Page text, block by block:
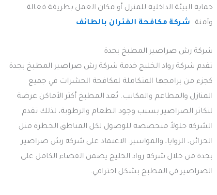
حماية البيئة الداخلية للمنزل أو مكان العمل بطريقة فعالة
وآمنة. شركة مكافحة الفئران بالطائف
شركة رش صراصير المطبخ بجدة
تقدم شركة رواد الخليج خدمة شركة رش صراصير المطبخ بجدة
كجزء من برامجها المتكاملة لمكافحة الحشرات في جميع
المنازل والمطاعم والمكاتب. يُعد المطبخ أكثر الأماكن عرضة
لتكاثر الصراصير بسبب وجود الطعام والرطوبة، لذلك تقدم
الشركة حلولاً متخصصة للوصول لكل المناطق الخطرة مثل
الخزائن، الزوايا، والمواسير. الاعتماد على شركه رش صراصير
بجدة من خلال شركة رواد الخليج يضمن القضاء الكامل على
الصراصير في المطبخ بشكل احترافي.